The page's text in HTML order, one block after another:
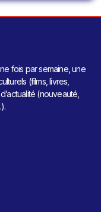
fois par semaine, une
(films, livres,
(nouveauté,